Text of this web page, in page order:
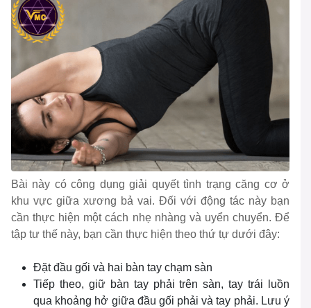
Bài này có công dụng giải quyết tình trạng căng cơ ở
khu vực giữa xương bả vai. Đối với động tác này bạn
cần thực hiện một cách nhẹ nhàng và uyển chuyển. Để
tập tư thế này, bạn cần thực hiện theo thứ tự dưới đây:
Đặt đầu gối và hai bàn tay chạm sàn
Tiếp theo, giữ bàn tay phải trên sàn, tay trái luồn
qua khoảng hở giữa đầu gối phải và tay phải. Lưu ý